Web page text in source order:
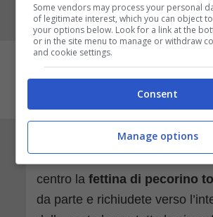
Distribuitelo bene anche lungo i
centro lafettina di pecorino
da parte e richiudete verso
Some vendors may process your personal
of legitimate interest, which you can object
your options below. Look for a link at the
or in the site menu to manage or withdraw
and cookie settings.
Consent
Manage options